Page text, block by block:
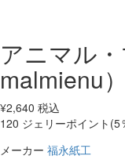
アニマル
malmienu）
¥2,640 税込
120 ジェリーポイント(5
メーカー 福永紙工